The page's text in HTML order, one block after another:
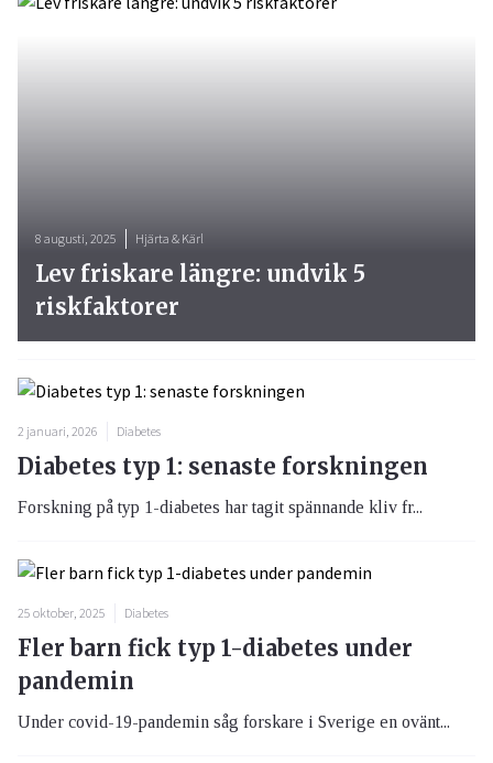
2 januari, 2026 Diabetes
Diabetes typ 1: senaste forskningen
Forskning på typ 1-diabetes har tagit spännande kliv fr...
25 oktober, 2025 Diabetes
Fler barn fick typ 1-diabetes under
pandemin
Under covid-19-pandemin såg forskare i Sverige en ovänt...
8 augusti, 2025 Hjärta & Kärl
Lev friskare längre: undvik 5
riskfaktorer